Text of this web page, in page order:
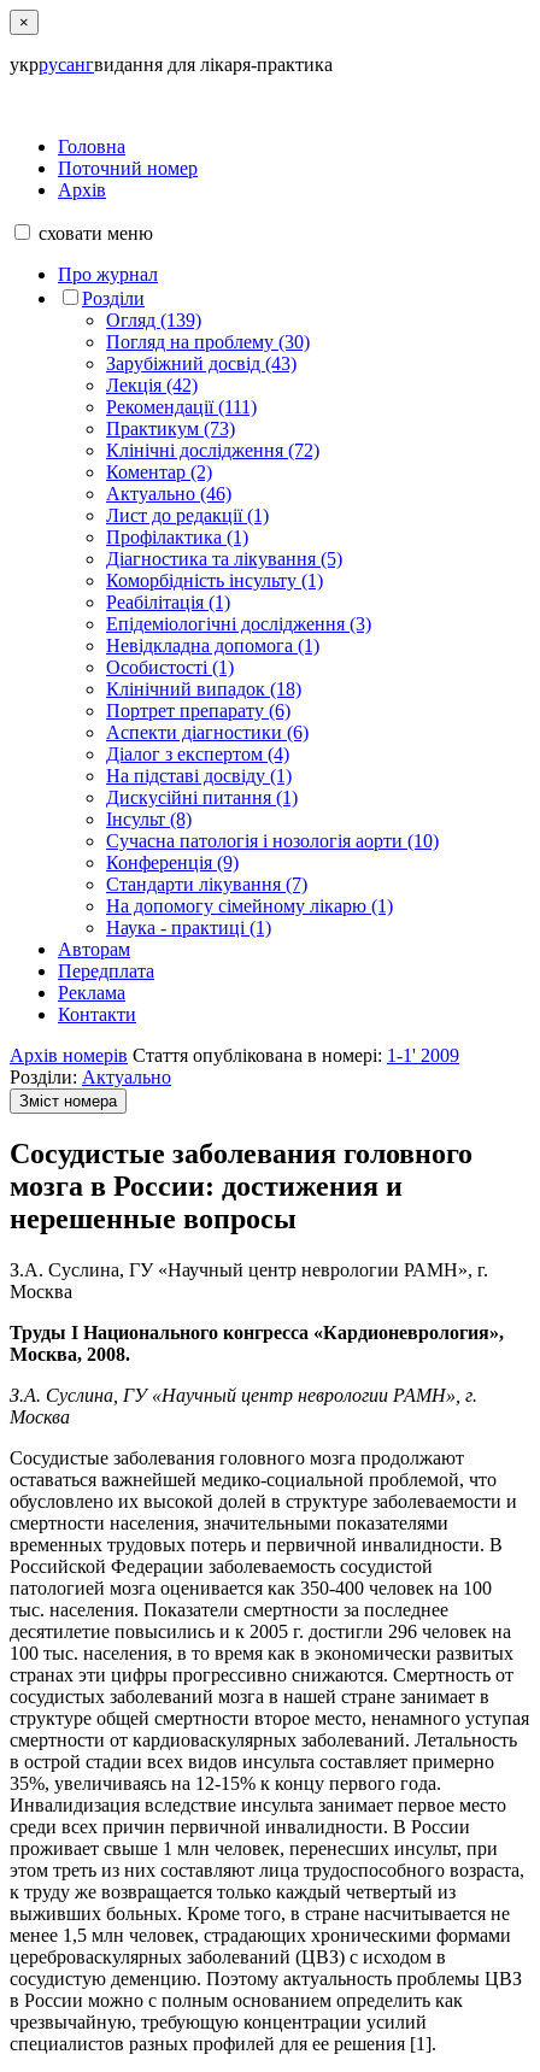
×
укррусангвидання для лікаря-практика
Головна
Поточний номер
Архів
сховати меню
Про журнал
Розділи
Огляд (139)
Погляд на проблему (30)
Зарубіжний досвід (43)
Лекція (42)
Рекомендації (111)
Практикум (73)
Клінічні дослідження (72)
Коментар (2)
Актуально (46)
Лист до редакції (1)
Профілактика (1)
Діагностика та лікування (5)
Коморбідність інсульту (1)
Реабілітація (1)
Епідеміологічні дослідження (3)
Невідкладна допомога (1)
Особистості (1)
Клінічний випадок (18)
Портрет препарату (6)
Аспекти діагностики (6)
Діалог з експертом (4)
На підставі досвіду (1)
Дискусійні питання (1)
Інсульт (8)
Сучасна патологія і нозологія аорти (10)
Конференція (9)
Стандарти лікування (7)
На допомогу сімейному лікарю (1)
Наука - практиці (1)
Авторам
Передплата
Реклама
Контакти
Архів номерів Стаття опублікована в номері: 1-1' 2009
Розділи: Актуально
Зміст номера
Сосудистые заболевания головного
мозга в России: достижения и
нерешенные вопросы
З.А. Суслина, ГУ «Научный центр неврологии РАМН», г.
Москва
Труды І Национального конгресса «Кардионеврология»,
Москва, 2008.
З.А. Суслина, ГУ «Научный центр неврологии РАМН», г.
Москва
Сосудистые заболевания головного мозга продолжают
оставаться важнейшей медико-социальной проблемой, что
обусловлено их высокой долей в структуре заболеваемости и
смертности населения, значительными показателями
временных трудовых потерь и первичной инвалидности. В
Российской Федерации заболеваемость сосудистой
патологией мозга оценивается как 350-400 человек на 100
тыс. населения. Показатели смертности за последнее
десятилетие повысились и к 2005 г. достигли 296 человек на
100 тыс. населения, в то время как в экономически развитых
странах эти цифры прогрессивно снижаются. Смертность от
сосудистых заболеваний мозга в нашей стране занимает в
структуре общей смертности второе место, ненамного уступая
смертности от кардиоваскулярных заболеваний. Летальность
в острой стадии всех видов инсульта составляет примерно
35%, увеличиваясь на 12-15% к концу первого года.
Инвалидизация вследствие инсульта занимает первое место
среди всех причин первичной инвалидности. В России
проживает свыше 1 млн человек, перенесших инсульт, при
этом треть из них составляют лица трудоспособного возраста,
к труду же возвращается только каждый четвертый из
выживших больных. Кроме того, в стране насчитывается не
менее 1,5 млн человек, страдающих хроническими формами
цереброваскулярных заболеваний (ЦВЗ) с исходом в
сосудистую деменцию. Поэтому актуальность проблемы ЦВЗ
в России можно с полным основанием определить как
чрезвычайную, требующую концентрации усилий
специалистов разных профилей для ее решения [1].